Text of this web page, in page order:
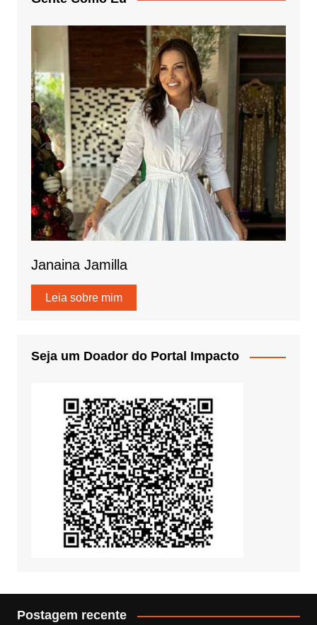
Janaina Jamilla
Leia sobre mim
Seja um Doador do Portal Impacto
Postagem recente